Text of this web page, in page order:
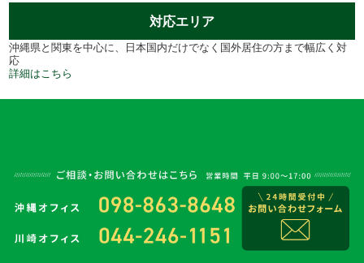
対応エリア
沖縄県と関東を中心に、日本国内だけでなく国外居住の方まで幅広く対
応
詳細はこちら